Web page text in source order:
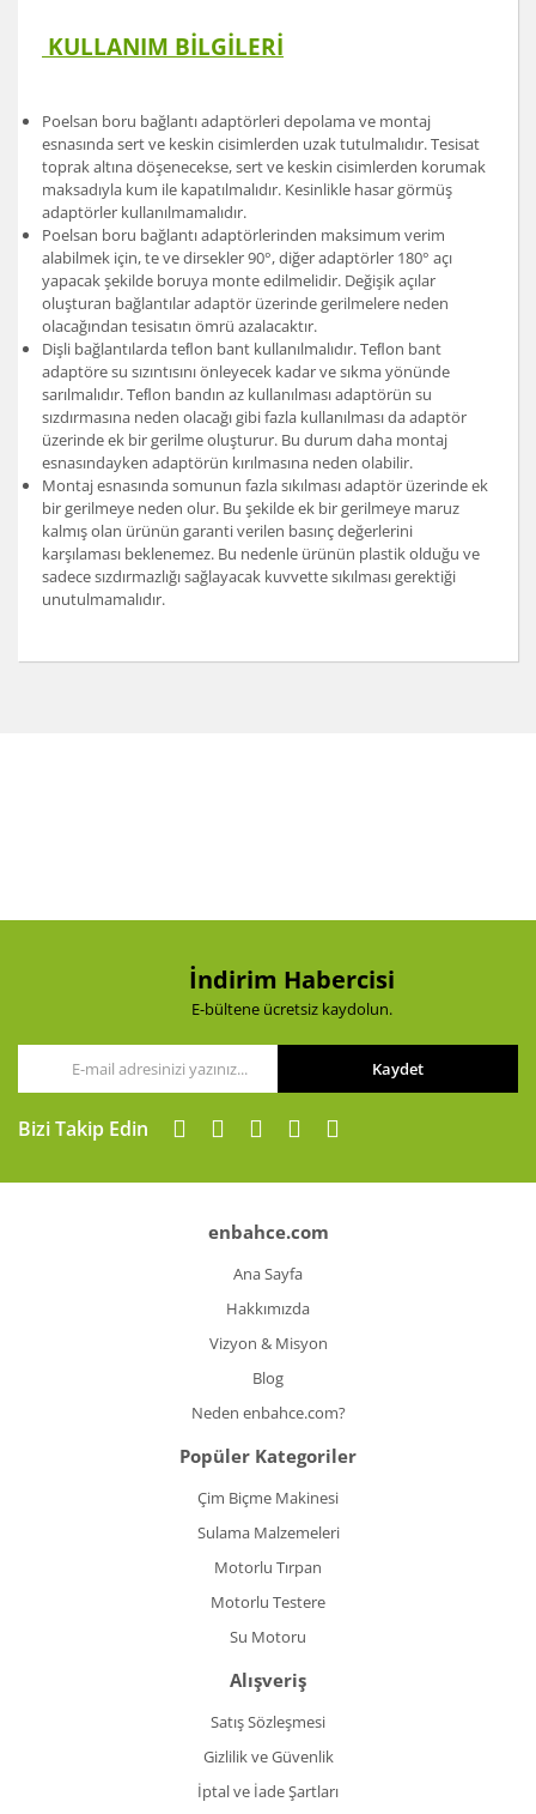
KULLANIM BİLGİLERİ
Poelsan boru bağlantı adaptörleri depolama ve montaj
esnasında sert ve keskin cisimlerden uzak tutulmalıdır. Tesisat
toprak altına döşenecekse, sert ve keskin cisimlerden korumak
maksadıyla kum ile kapatılmalıdır. Kesinlikle hasar görmüş
adaptörler kullanılmamalıdır.
Poelsan boru bağlantı adaptörlerinden maksimum verim
alabilmek için, te ve dirsekler 90°, diğer adaptörler 180° açı
yapacak şekilde boruya monte edilmelidir. Değişik açılar
oluşturan bağlantılar adaptör üzerinde gerilmelere neden
olacağından tesisatın ömrü azalacaktır.
Dişli bağlantılarda teﬂon bant kullanılmalıdır. Teﬂon bant
adaptöre su sızıntısını önleyecek kadar ve sıkma yönünde
sarılmalıdır. Teﬂon bandın az kullanılması adaptörün su
sızdırmasına neden olacağı gibi fazla kullanılması da adaptör
üzerinde ek bir gerilme oluşturur. Bu durum daha montaj
esnasındayken adaptörün kırılmasına neden olabilir.
Montaj esnasında somunun fazla sıkılması adaptör üzerinde ek
bir gerilmeye neden olur. Bu şekilde ek bir gerilmeye maruz
kalmış olan ürünün garanti verilen basınç değerlerini
karşılaması beklenemez. Bu nedenle ürünün plastik olduğu ve
sadece sızdırmazlığı sağlayacak kuvvette sıkılması gerektiği
unutulmamalıdır.
Ürün fiyatı diğer sitelerden daha pahalı.
Gönder
İndirim Habercisi
E-bültene ücretsiz kaydolun.
Kaydet
Bizi Takip Edin
enbahce.com
Ana Sayfa
Hakkımızda
Vizyon & Misyon
Blog
Neden enbahce.com?
Popüler Kategoriler
Çim Biçme Makinesi
Sulama Malzemeleri
Motorlu Tırpan
Motorlu Testere
Su Motoru
Alışveriş
Satış Sözleşmesi
Gizlilik ve Güvenlik
İptal ve İade Şartları